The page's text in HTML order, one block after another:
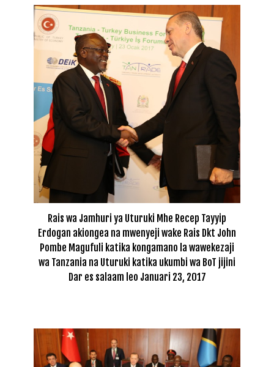
Rais wa Jamhuri ya Uturuki Mhe Recep Tayyip
Erdogan akiongea na mwenyeji wake Rais Dkt John
Pombe Magufuli katika kongamano la wawekezaji
wa Tanzania na Uturuki katika ukumbi wa BoT jijini
Dar es salaam leo Januari 23, 2017